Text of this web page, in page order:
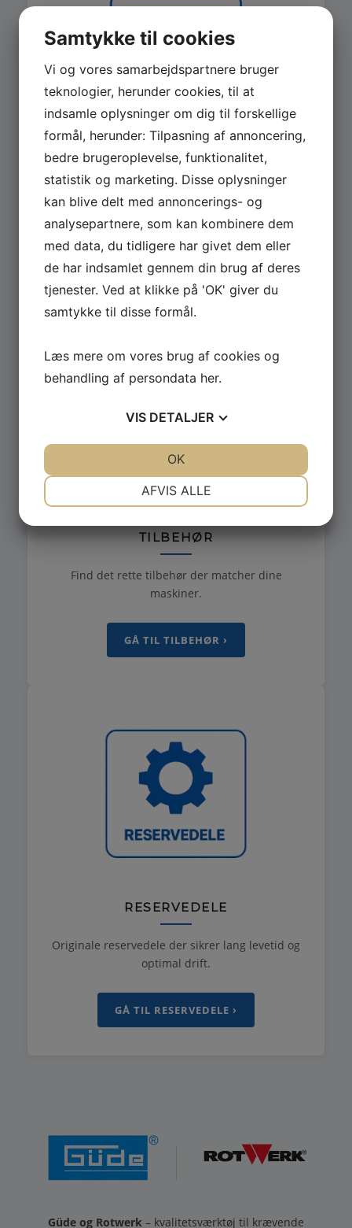
MASKINER
Se hele udvalget af Güde og Rotwerk maskiner
til professionelt brug.
GÅ TIL MASKINER ›
TILBEHØR
Find det rette tilbehør der matcher dine
maskiner.
GÅ TIL TILBEHØR ›
RESERVEDELE
Originale reservedele der sikrer lang levetid og
optimal drift.
GÅ TIL RESERVEDELE ›
Güde og Rotwerk – kvalitetsværktøj til krævende
Samtykke til cookies
Vi og vores samarbejdspartnere bruger
teknologier, herunder cookies, til at
indsamle oplysninger om dig til forskellige
formål, herunder: Tilpasning af annoncering,
bedre brugeroplevelse, funktionalitet,
statistik og marketing. Disse oplysninger
kan blive delt med annoncerings- og
analysepartnere, som kan kombinere dem
med data, du tidligere har givet dem eller
de har indsamlet gennem din brug af deres
tjenester. Ved at klikke på 'OK' giver du
samtykke til disse formål.
Læs mere om vores brug af cookies og
behandling af persondata her.
VIS DETALJER
NØDVENDIGE PRÆFERENCER
MARKETING
AFVIS ALLE
OK